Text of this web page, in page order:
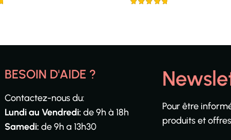
BESOIN D'AIDE ?
Contactez-nous du:
Lundi au Vendredi: de 9h à 18h
Samedi: de 9h a 13h30
Pour être
produits et